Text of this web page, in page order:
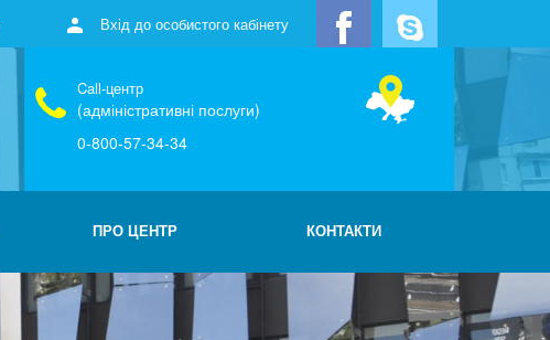
Вхід до особистого кабінету
Call-центр
(адміністративні послуги)
0-800-57-34-34
ПРО ЦЕНТР КОНТАКТИ